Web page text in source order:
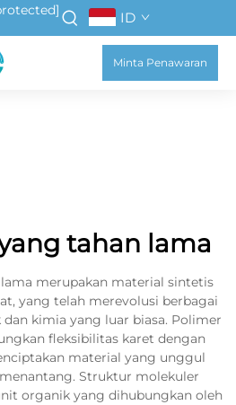
ID
Minta Penawaran
tahan lama
merupakan material sintetis
yang telah merevolusi berbagai
kimia yang luar biasa. Polimer
fleksibilitas karet dengan
material yang unggul
Struktur molekuler
organik yang dihubungkan oleh